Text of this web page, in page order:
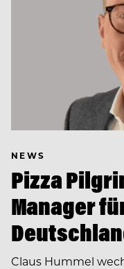
NEWS
Pizza
Manager
Claus Hummel